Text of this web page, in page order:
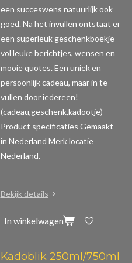
een succeswens natuurlijk ook
goed. Na het invullen ontstaat er
een superleuk geschenkboekje
vol leuke berichtjes, wensen en
mooie quotes. Een uniek en
persoonlijk cadeau, maar in te
vullen door iedereen!
(cadeau,geschenk,kadootje)
Product specificaties Gemaakt
in Nederland Merk locatie
Nederland.
Bekijk details
In winkelwagen
Kadoblik 250ml/750ml